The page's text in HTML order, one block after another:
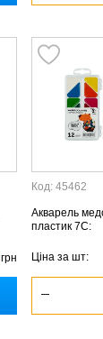
грн
Код: 45462
Акварель
пластик 7С:
Ціна за шт: